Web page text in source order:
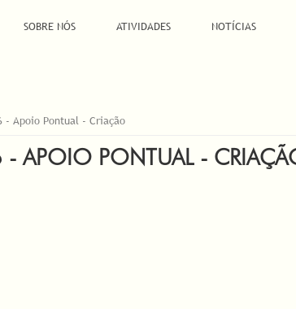
SOBRE NÓS ATIVIDADES NOTÍCIAS
- Apoio Pontual - Criação
APOIO PONTUAL -